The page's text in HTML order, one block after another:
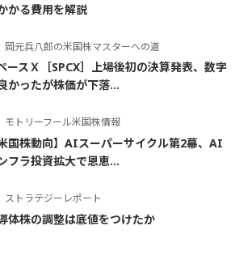
かる費用を解説
岡元兵八郎の米国株マスターへの道
ースＸ［SPCX］上場後初の決算発表、数字
かったが株価が下落...
モトリーフール米国株情報
米国株動向】AIスーパーサイクル第2幕、AI
フラ投資拡大で恩恵...
ストラテジーレポート
体株の調整は底値をつけたか